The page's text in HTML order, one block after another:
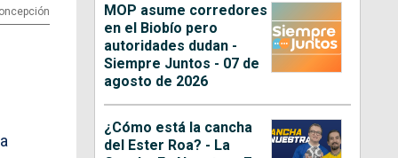
MOP asume corredores
en el Biobío pero
autoridades dudan -
Siempre Juntos - 07 de
agosto de 2026
¿Cómo está la cancha
del Ester Roa? - La